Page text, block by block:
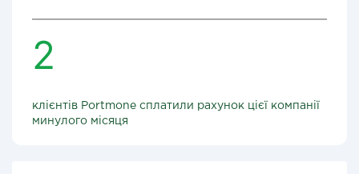
2
клієнтів Portmone сплатили рахунок цієї компанії
минулого місяця